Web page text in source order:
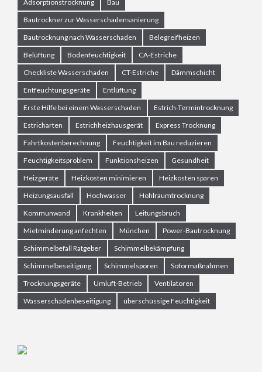
Adsorptionstrocknung
Bau
Bautrockner zur Wasserschadensanierung
Bautrocknung nach Wasserschaden
Belegreifheizen
Belüftung
Bodenfeuchtigkeit
CA-Estriche
Checkliste Wasserschaden
CT-Estriche
Dämmschicht
Entfeuchtungsgeräte
Entlüftung
Erste Hilfe bei einem Wasserschaden
Estrich-Termintrocknung
Estricharten
Estrichheizhausgerät
Express Trocknung
Fahrtkostenberechnung
Feuchtigkeit im Bau reduzieren
Feuchtigkeitsproblem
Funktionsheizen
Gesundheit
Heizgeräte
Heizkosten minimieren
Heizkosten sparen
Heizungsausfall
Hochwasser
Hohlraumtrocknung
Kommunwand
Krankheiten
Leitungsbruch
Mietminderung anfechten
München
Power-Bautrocknung
Schimmelbefall Ratgeber
Schimmelbekämpfung
Schimmelbeseitigung
Schimmelsporen
Soformaßnahmen
Trocknungsgeräte
Umluft-Betrieb
Ventilatoren
Wasserschadenbeseitigung
überschüssige Feuchtigkeit